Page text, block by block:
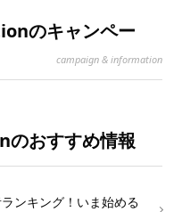
のキャンペー
campaign & information
おすすめ情報
ンキング！いま始める